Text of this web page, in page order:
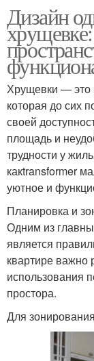
Дизайн
Хрущевки — это
которая до сих
своей
площадь и
трудности у
какtransformer
уютное и
Планировка и
Одним из
является
квартире важно
использования
простора.
Для